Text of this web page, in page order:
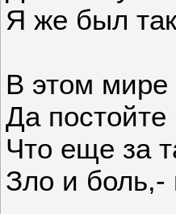
Я же был
В этом
Да постойте
Что еще за
Зло и боль,-